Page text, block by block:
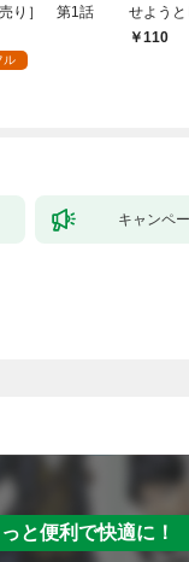
売り］ 第1話
ル
せよう
【単話】
110
キャンペ
と便利で快適に！